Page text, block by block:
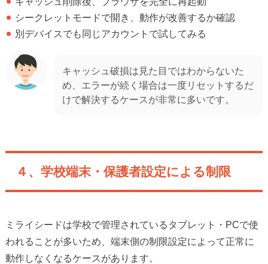
シークレットモードで開き、動作が改善するか確認
別デバイスでも同じアカウントで試してみる
キャッシュ破損は見た目ではわからないた
め、エラーが続く場合は一度リセットするだ
けで解決するケースが非常に多いです。
４、学校端末・保護者設定による制限
ミライシードは学校で管理されているタブレット・PCで使
われることが多いため、端末側の制限設定によって正常に
動作しなくなるケースがあります。